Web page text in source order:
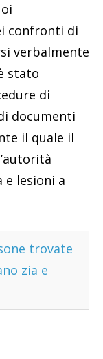
confronti di
verbalmente
stato
di
documenti
il quale il
e lesioni a
trovate
zia e